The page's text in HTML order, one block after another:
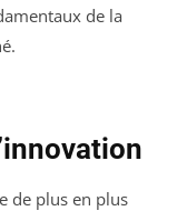
de la
de plus en plus